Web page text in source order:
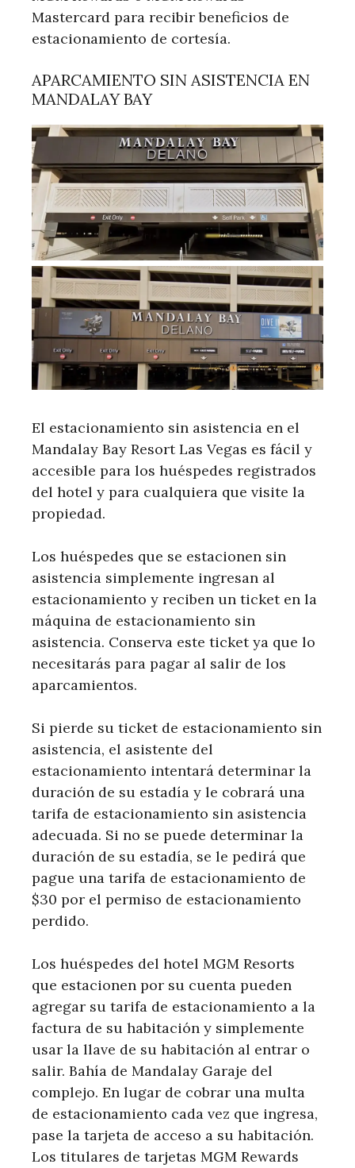
Mastercard para recibir beneficios de
estacionamiento de cortesía.
APARCAMIENTO SIN ASISTENCIA EN
MANDALAY BAY
El estacionamiento sin asistencia en el
Mandalay Bay Resort Las Vegas es fácil y
accesible para los huéspedes registrados
del hotel y para cualquiera que visite la
propiedad.
Los huéspedes que se estacionen sin
asistencia simplemente ingresan al
estacionamiento y reciben un ticket en la
máquina de estacionamiento sin
asistencia. Conserva este ticket ya que lo
necesitarás para pagar al salir de los
aparcamientos.
Si pierde su ticket de estacionamiento sin
asistencia, el asistente del
estacionamiento intentará determinar la
duración de su estadía y le cobrará una
tarifa de estacionamiento sin asistencia
adecuada. Si no se puede determinar la
duración de su estadía, se le pedirá que
pague una tarifa de estacionamiento de
$30 por el permiso de estacionamiento
perdido.
Los huéspedes del hotel MGM Resorts
que estacionen por su cuenta pueden
agregar su tarifa de estacionamiento a la
factura de su habitación y simplemente
usar la llave de su habitación al entrar o
salir. Bahía de Mandalay Garaje del
complejo. En lugar de cobrar una multa
de estacionamiento cada vez que ingresa,
pase la tarjeta de acceso a su habitación.
Los titulares de tarjetas MGM Rewards